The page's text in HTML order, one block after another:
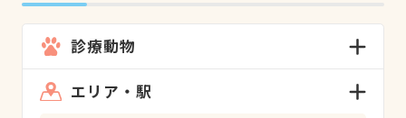
診療動物
エリア・駅